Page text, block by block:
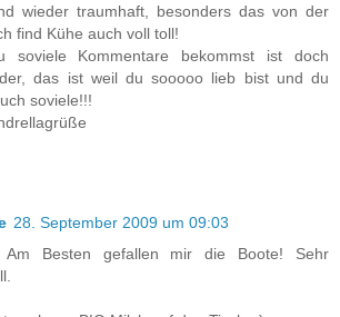
wieder traumhaft, besonders das von der
find Kühe auch voll toll!
soviele Kommentare bekommst ist doch
das ist weil du sooooo lieb bist und du
soviele!!!
28. September 2009 um 09:03
Am Besten gefallen mir die Boote! Sehr